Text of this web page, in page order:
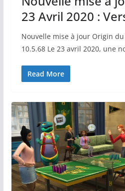
23 Avril 2020 :
Nouvelle mise à jour Origin
10.5.68 Le 23 avril 2020, une
Read More